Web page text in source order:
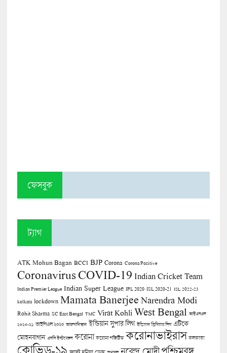
ফেসবুক
ট্যাগ
ATK Mohun Bagan BCCI BJP Corona Corona Positive
CoronavirusCOVID-19 Indian Cricket Team
Indian Premier League Indian Super League IPL 2020 ISL 2020-21 ISL 2022-23
kolkata lockdown Mamata Banerjee Narendra Modi
Rohit Sharma SC East Bengal TMC Virat Kohli West Bengal আইএসএল
২০২০-২১ আইপিএল ২০২০ আফগানিস্তান ইন্ডিয়ান সুপার লিগ ইন্ডিয়ান প্রিমিয়ার লিগ এটিকে
মোহনবাগান এসসি ইস্টবেঙ্গল করোনা করোনা পজিটিভ করোনাভাইরাস কলকাতা
কোভিড-১৯